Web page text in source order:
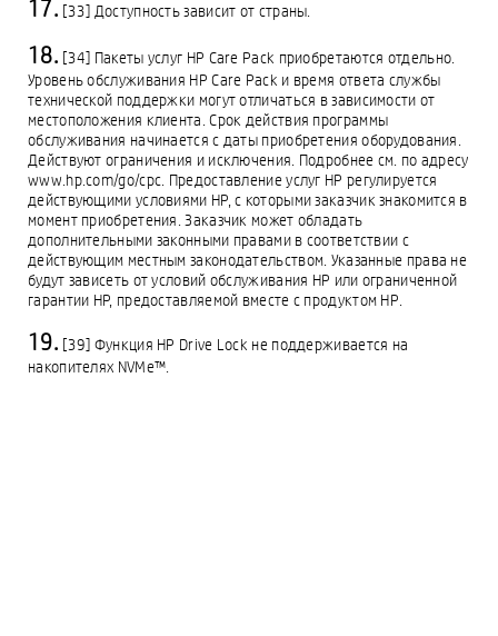
[33] Доступность зависит от страны.
[34] Пакеты услуг HP Care Pack приобретаются отдельно.
Уровень обслуживания HP Care Pack и время ответа службы
технической поддержки могут отличаться в зависимости от
местоположения клиента. Срок действия программы
обслуживания начинается с даты приобретения оборудования.
Действуют ограничения и исключения. Подробнее см. по адресу
www.hp.com/go/cpc. Предоставление услуг HP регулируется
действующими условиями HP, с которыми заказчик знакомится в
момент приобретения. Заказчик может обладать
дополнительными законными правами в соответствии с
действующим местным законодательством. Указанные права не
будут зависеть от условий обслуживания HP или ограниченной
гарантии HP, предоставляемой вместе с продуктом HP.
[39] Функция HP Drive Lock не поддерживается на
накопителях NVMe™.